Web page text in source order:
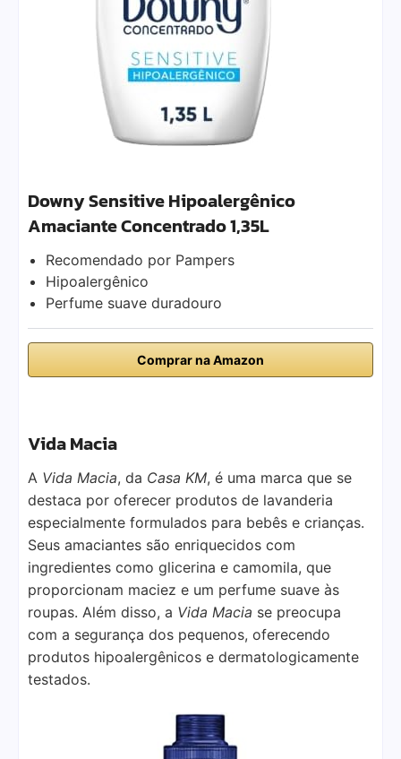
Downy Sensitive Hipoalergênico
Amaciante Concentrado 1,35L
Recomendado por Pampers
Hipoalergênico
Perfume suave duradouro
Comprar na Amazon
Vida Macia
A Vida Macia, da Casa KM, é uma marca que se
destaca por oferecer produtos de lavanderia
especialmente formulados para bebês e crianças.
Seus amaciantes são enriquecidos com
ingredientes como glicerina e camomila, que
proporcionam maciez e um perfume suave às
roupas. Além disso, a Vida Macia se preocupa
com a segurança dos pequenos, oferecendo
produtos hipoalergênicos e dermatologicamente
testados.